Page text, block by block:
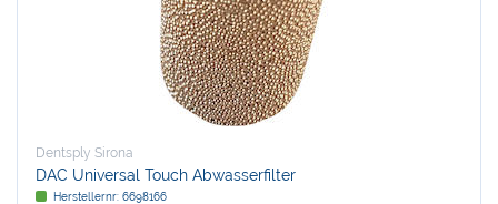
Dentsply Sirona
DAC Universal Touch Abwasserfilter
Herstellernr: 6698166